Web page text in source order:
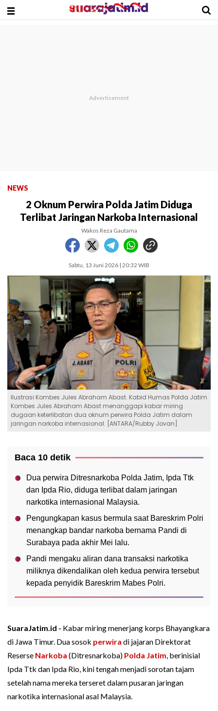
NEWS
2 Oknum Perwira Polda Jatim Diduga
Terlibat Jaringan Narkoba Internasional
Wakos Reza Gautama
Sabtu, 13 Juni 2026 | 20:32 WIB
Ilustrasi Kombes Jules Abraham Abast. Kabid Humas Polda Jatim
Kombes Jules Abraham Abast menanggapi kabar miring
dugaan keterlibatan dua oknum perwira Polda Jatim dalam
jaringan narkoba internasional. [ANTARA/Rubby Jovan]
Baca 10 detik
Dua perwira Ditresnarkoba Polda Jatim, Ipda Ttk
dan Ipda Rio, diduga terlibat dalam jaringan
narkotika internasional Malaysia.
Pengungkapan kasus bermula saat Bareskrim Polri
menangkap bandar narkoba bernama Pandi di
Surabaya pada akhir Mei lalu.
Pandi mengaku aliran dana transaksi narkotika
miliknya dikendalikan oleh kedua perwira tersebut
kepada penyidik Bareskrim Mabes Polri.
SuaraJatim.id - Kabar miring menerjang korps Bhayangkara
di Jawa Timur. Dua sosok perwira di jajaran Direktorat
Reserse Narkoba (Ditresnarkoba) Polda Jatim, berinisial
Ipda Ttk dan Ipda Rio, kini tengah menjadi sorotan tajam
setelah nama mereka terseret dalam pusaran jaringan
narkotika internasional asal Malaysia.